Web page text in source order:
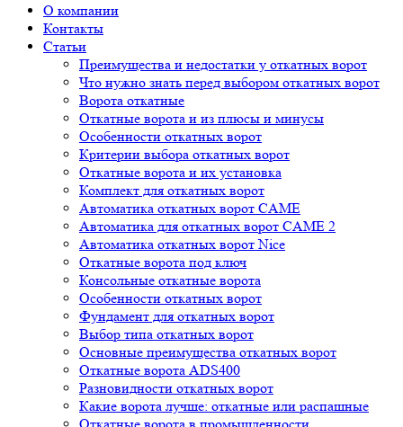
О компании
Контакты
Статьи
Преимущества и недостатки у откатных ворот
Что нужно знать перед выбором откатных ворот
Ворота откатные
Откатные ворота и из плюсы и минусы
Особенности откатных ворот
Критерии выбора откатных ворот
Откатные ворота и их установка
Комплект для откатных ворот
Автоматика откатных ворот CAME
Автоматика для откатных ворот CAME 2
Автоматика откатных ворот Nice
Откатные ворота под ключ
Консольные откатные ворота
Особенности откатных ворот
Фундамент для откатных ворот
Выбор типа откатных ворот
Основные преимущества откатных ворот
Откатные ворота ADS400
Разновидности откатных ворот
Какие ворота лучше: откатные или распашные